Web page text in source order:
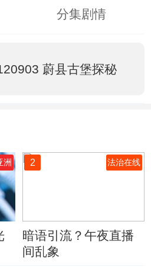
分集剧情
蔚县古堡探秘
洲 2 法治在线
暗语引流？午夜直播
间乱象